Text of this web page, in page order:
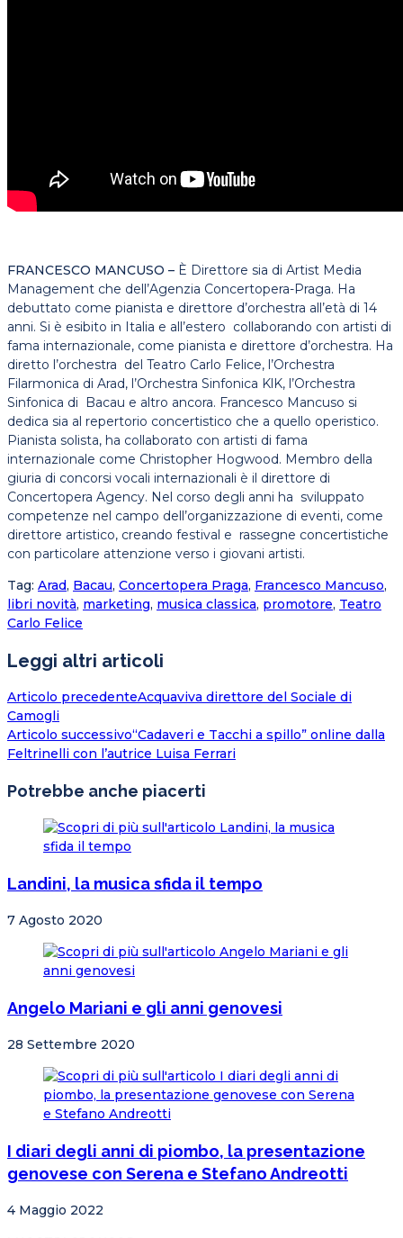
FRANCESCO MANCUSO – È Direttore sia di Artist Media
Management che dell’Agenzia Concertopera-Praga. Ha
debuttato come pianista e direttore d’orchestra all’età di 14
anni. Si è esibito in Italia e all’estero collaborando con artisti di
fama internazionale, come pianista e direttore d’orchestra. Ha
diretto l’orchestra del Teatro Carlo Felice, l’Orchestra
Filarmonica di Arad, l’Orchestra Sinfonica KlK, l’Orchestra
Sinfonica di Bacau e altro ancora. Francesco Mancuso si
dedica sia al repertorio concertistico che a quello operistico.
Pianista solista, ha collaborato con artisti di fama
internazionale come Christopher Hogwood. Membro della
giuria di concorsi vocali internazionali è il direttore di
Concertopera Agency. Nel corso degli anni ha sviluppato
competenze nel campo dell’organizzazione di eventi, come
direttore artistico, creando festival e rassegne concertistiche
con particolare attenzione verso i giovani artisti.
Tag: Arad, Bacau, Concertopera Praga, Francesco Mancuso,
libri novità, marketing, musica classica, promotore, Teatro
Carlo Felice
Leggi altri articoli
Articolo precedenteAcquaviva direttore del Sociale di
Camogli
Articolo successivo“Cadaveri e Tacchi a spillo” online dalla
Feltrinelli con l’autrice Luisa Ferrari
Potrebbe anche piacerti
Landini, la musica sfida il tempo
7 Agosto 2020
Angelo Mariani e gli anni genovesi
28 Settembre 2020
I diari degli anni di piombo, la presentazione
genovese con Serena e Stefano Andreotti
4 Maggio 2022